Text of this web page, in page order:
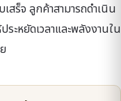
สร็จ ลูกค้าสามารถดำเนิน
ะหยัดเวลาและพลังงานใน